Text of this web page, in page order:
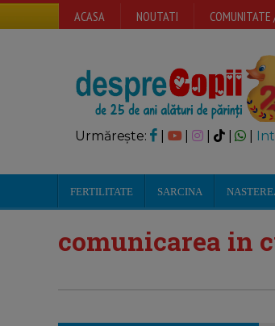
ACASA NOUTATI COMUNITATE
Urmărește: | |
FERTILITATE SARCINA
comunicarea in